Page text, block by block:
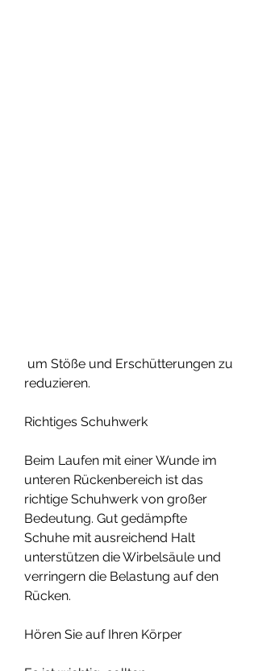
reduzieren.
Richtiges Schuhwerk
Beim Laufen mit einer Wunde im
unteren Rückenbereich ist das
richtige Schuhwerk von großer
Bedeutung. Gut gedämpfte
Schuhe mit ausreichend Halt
unterstützen die Wirbelsäule und
verringern die Belastung auf den
Rücken.
Hören Sie auf Ihren Körper